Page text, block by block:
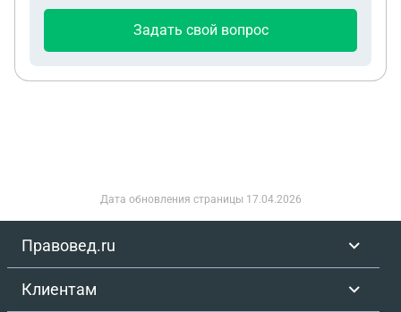
Задать свой вопрос
Дата обновления страницы 17.04.2026
Правовед.ru
Клиентам